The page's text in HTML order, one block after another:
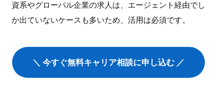
資系やグローバル企業の求人は、エージェント経由でし
か出ていないケースも多いため、活用は必須です。
＼ 今すぐ無料キャリア相談に申し込む ／